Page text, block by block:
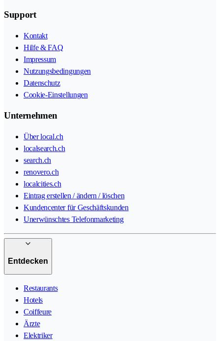
Support
Kontakt
Hilfe & FAQ
Impressum
Nutzungsbedingungen
Datenschutz
Cookie-Einstellungen
Unternehmen
Über local.ch
localsearch.ch
search.ch
renovero.ch
localcities.ch
Eintrag erstellen / ändern / löschen
Kundencenter für Geschäftskunden
Unerwünschtes Telefonmarketing
Entdecken
Restaurants
Hotels
Coiffeure
Ärzte
Elektriker